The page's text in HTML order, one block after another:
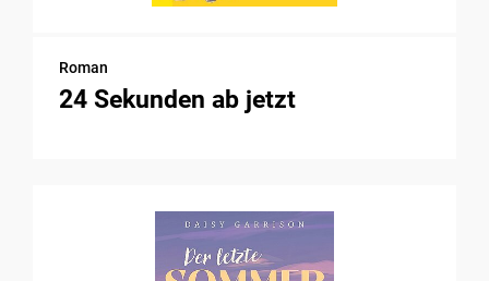
Roman
24 Sekunden ab jetzt